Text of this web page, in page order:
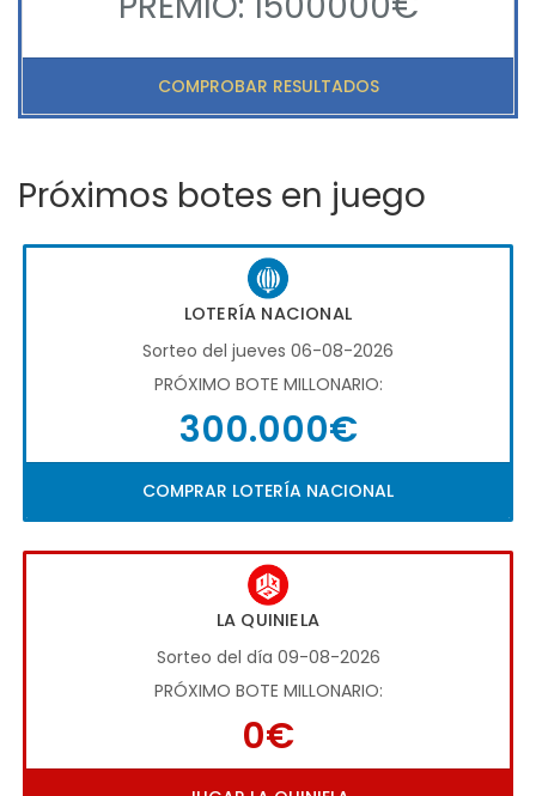
COMPROBAR RESULTADOS
Próximos botes en juego
LOTERÍA NACIONAL
Sorteo del jueves 06-08-2026
PRÓXIMO BOTE MILLONARIO:
300.000€
COMPRAR LOTERÍA NACIONAL
LA QUINIELA
Sorteo del día 09-08-2026
PRÓXIMO BOTE MILLONARIO:
0€